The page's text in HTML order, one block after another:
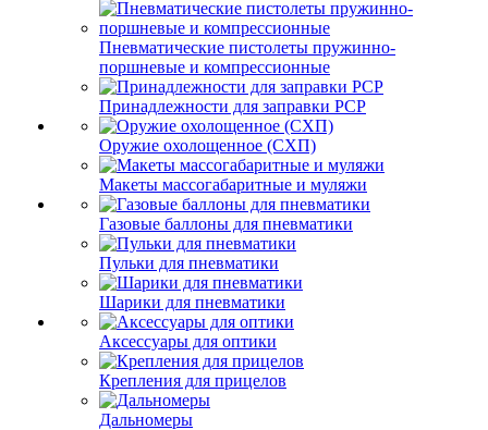
Пневматические пистолеты пружинно-
поршневые и компрессионные
Принадлежности для заправки PCP
Оружие охолощенное (СХП)
Макеты массогабаритные и муляжи
Газовые баллоны для пневматики
Пульки для пневматики
Шарики для пневматики
Аксессуары для оптики
Крепления для прицелов
Дальномеры